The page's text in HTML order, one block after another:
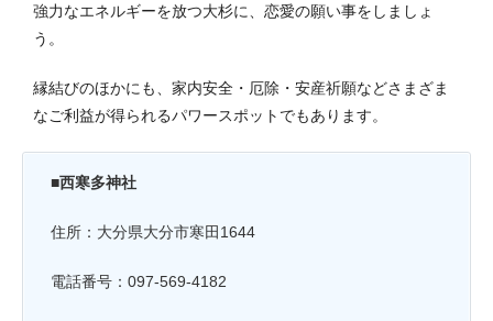
強力なエネルギーを放つ大杉に、恋愛の願い事をしましょ
う。
縁結びのほかにも、家内安全・厄除・安産祈願などさまざま
なご利益が得られるパワースポットでもあります。
■西寒多神社
住所：大分県大分市寒田1644
電話番号：097-569-4182